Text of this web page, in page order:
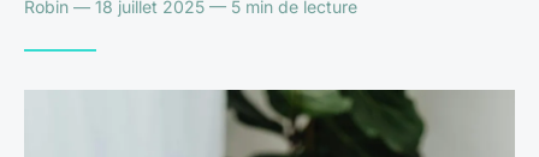
Robin — 18 juillet 2025 — 5 min de lecture